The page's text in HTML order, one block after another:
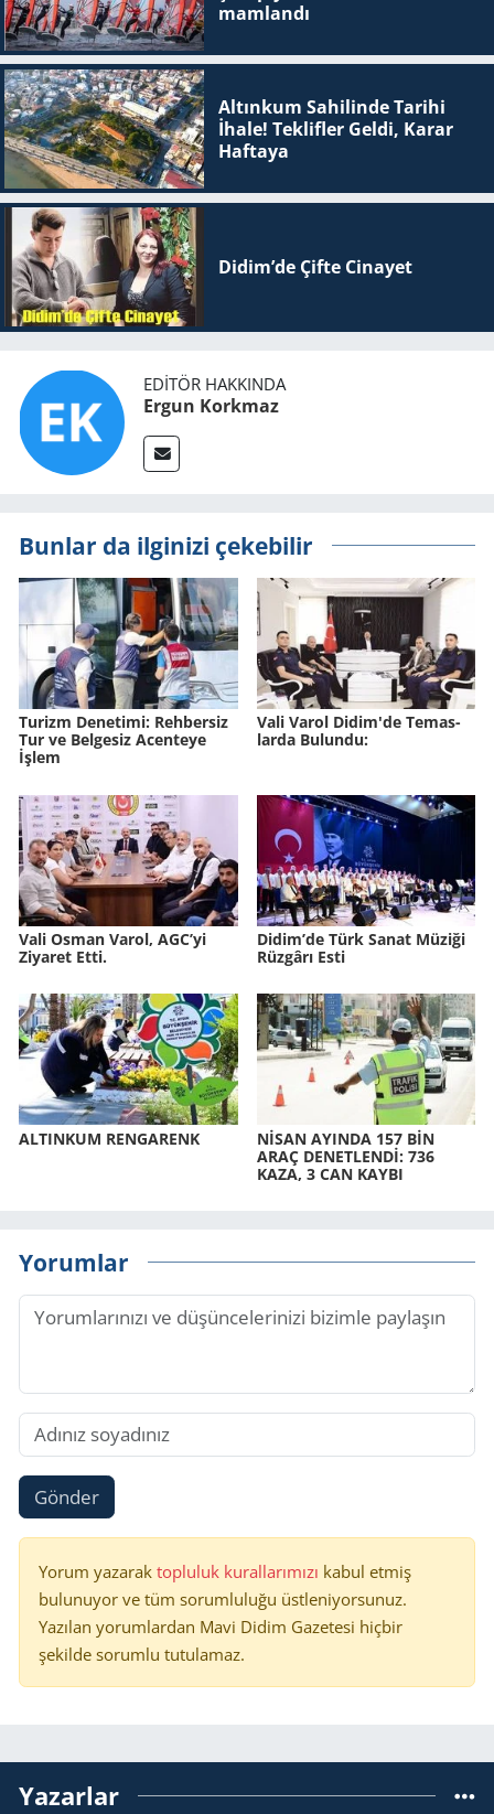
mam­lan­dı
Altınkum Sahilinde Tarihi
İhale! Teklifler Geldi, Karar
Haftaya
Didim’de Çifte Ci­na­yet
EDITÖR HAKKINDA
Ergun Korkmaz
Bunlar da ilginizi çekebilir
Tu­rizm De­ne­ti­mi: Reh­ber­siz
Tur ve Bel­ge­siz Acen­te­ye
İşlem
Vali Varol Didim'de Te­mas­
lar­da Bu­lun­du:
Vali Osman Varol, AGC’yi
Ziyaret Etti.
Didim’de Türk Sanat Mü­zi­ği
Rüz­gâ­rı Esti
AL­TIN­KUM REN­GA­RENK
NİSAN AYIN­DA 157 BİN
ARAÇ DE­NET­LENDİ: 736
KAZA, 3 CAN KAYBI
Yorumlar
Gönder
Yorum yazarak topluluk kurallarımızı kabul etmiş
bulunuyor ve tüm sorumluluğu üstleniyorsunuz.
Yazılan yorumlardan Mavi Didim Gazetesi hiçbir
şekilde sorumlu tutulamaz.
Yazarlar